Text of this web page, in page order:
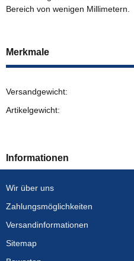
Bereich von wenigen Millimetern.
Merkmale
Versandgewicht:
Artikelgewicht:
Informationen
Wir über uns
Zahlungsmöglichkeiten
Versandinformationen
Sitemap